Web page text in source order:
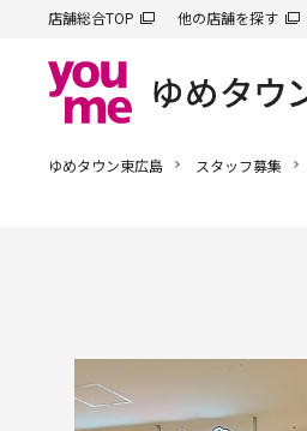
店舗総合TOP 他の店舗を探す
ゆめタウン東広島 スタッフ募集